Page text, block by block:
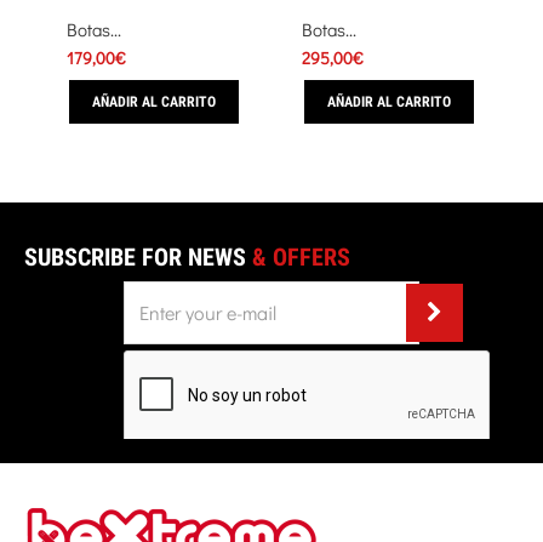
Botas...
179,00€
AÑADIR AL CARRITO
Botas...
295,00€
AÑADIR AL CARRITO
SUBSCRIBE FOR NEWS & OFFERS